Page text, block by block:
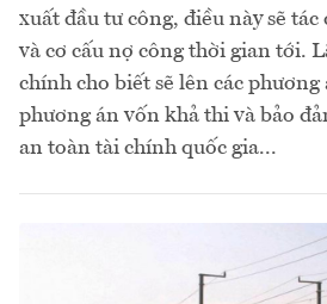
xuất đầu tư công, điều này sẽ
và cơ cấu nợ công thời gian tới.
chính cho biết sẽ lên các phương
phương án vốn khả thi và bảo
an toàn tài chính quốc gia...